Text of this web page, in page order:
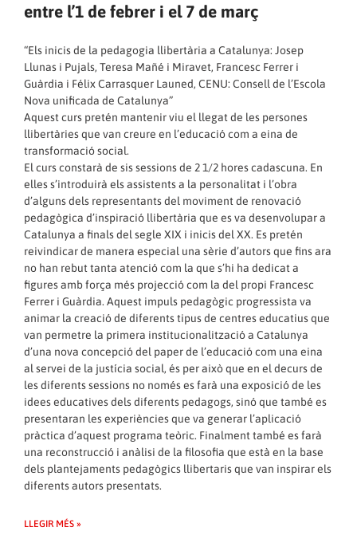
entre l’1 de febrer i el 7 de març
“Els inicis de la pedagogia llibertària a Catalunya: Josep
Llunas i Pujals, Teresa Mañé i Miravet, Francesc Ferrer i
Guàrdia i Félix Carrasquer Launed, CENU: Consell de l’Escola
Nova unificada de Catalunya”
Aquest curs pretén mantenir viu el llegat de les persones
llibertàries que van creure en l’educació com a eina de
transformació social.
El curs constarà de sis sessions de 2 1/2 hores cadascuna. En
elles s’introduirà els assistents a la personalitat i l’obra
d’alguns dels representants del moviment de renovació
pedagògica d’inspiració llibertària que es va desenvolupar a
Catalunya a finals del segle XIX i inicis del XX. Es pretén
reivindicar de manera especial una sèrie d’autors que fins ara
no han rebut tanta atenció com la que s’hi ha dedicat a
figures amb força més projecció com la del propi Francesc
Ferrer i Guàrdia. Aquest impuls pedagògic progressista va
animar la creació de diferents tipus de centres educatius que
van permetre la primera institucionalització a Catalunya
d’una nova concepció del paper de l’educació com una eina
al servei de la justícia social, és per això que en el decurs de
les diferents sessions no només es farà una exposició de les
idees educatives dels diferents pedagogs, sinó que també es
presentaran les experiències que va generar l’aplicació
pràctica d’aquest programa teòric. Finalment també es farà
una reconstrucció i anàlisi de la filosofia que està en la base
dels plantejaments pedagògics llibertaris que van inspirar els
diferents autors presentats.
LLEGIR MÉS »